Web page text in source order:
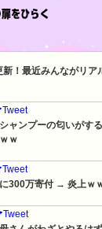
新！最近みんながリ
ャンプーの匂いがす
ｗ
300万寄付 → 炎上ｗ